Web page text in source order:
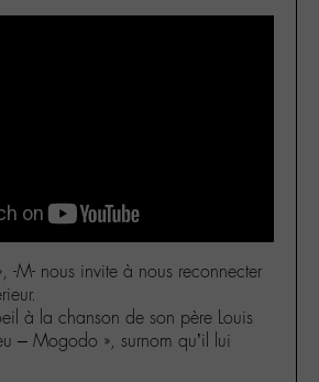
-M- nous invite à nous reconnecter
à la chanson de son père Louis
– Mogodo », surnom qu’il lui